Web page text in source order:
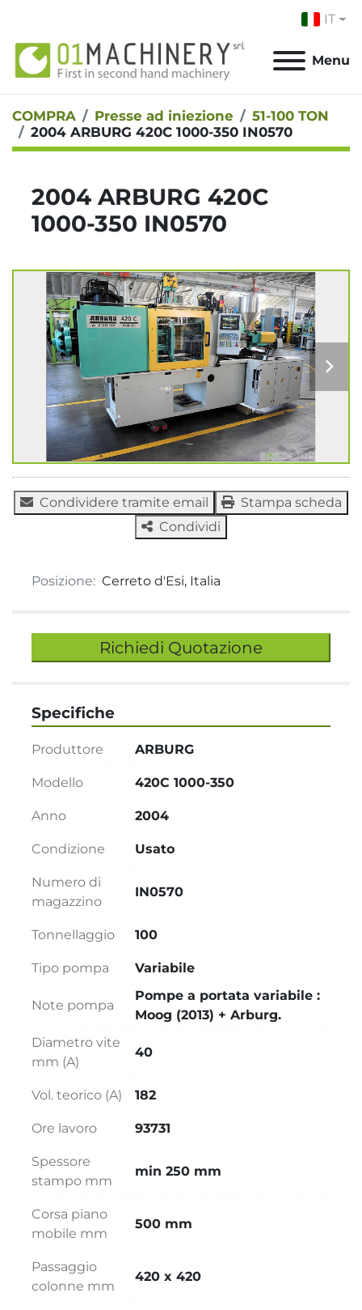
IT
Menu
COMPRA Presse ad iniezione
51-100 TON
2004 ARBURG 420C 1000-350 IN0570
2004 ARBURG 420C
1000-350 IN0570
Condividere tramite email
Stampa scheda
Condividi
Posizione: Cerreto d'Esi, Italia
Richiedi Quotazione
Specifiche
Produttore ARBURG
Modello 420C 1000-350
Anno 2004
Condizione Usato
Numero di
magazzino
IN0570
Tonnellaggio 100
Tipo pompa Variabile
Note pompa
Pompe a portata variabile :
Moog (2013) + Arburg.
Diametro vite
mm (A)
40
Vol. teorico (A) 182
Ore lavoro 93731
Spessore
stampo mm
min 250 mm
Corsa piano
mobile mm
500 mm
Passaggio
colonne mm
420 x 420